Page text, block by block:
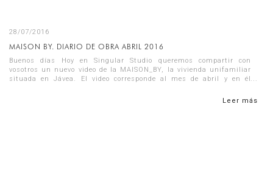
28/07/2016
MAISON BY. DIARIO DE OBRA ABRIL 2016
Buenos días Hoy en Singular Studio queremos compartir con
vosotros un nuevo video de la MAISON_BY, la vivienda unifamiliar
situada en Jávea. El video corresponde al mes de abril y en él
Leer más